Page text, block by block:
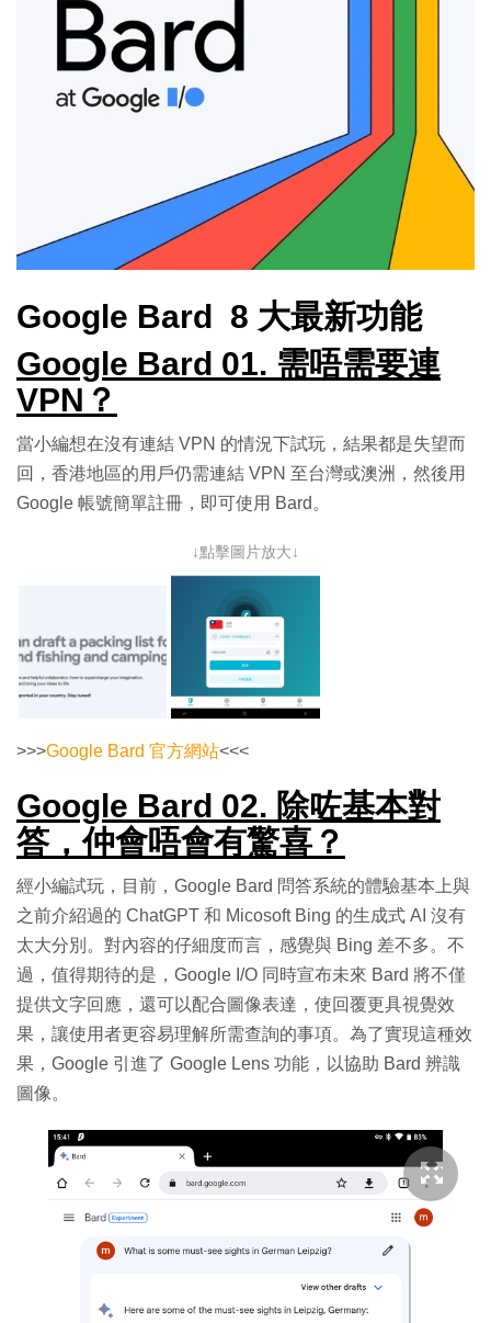
Google Bard 8 大最新功能
Google Bard 01. 需唔需要連
VPN？
當小編想在沒有連結 VPN 的情況下試玩，結果都是失望而
回，香港地區的用戶仍需連結 VPN 至台灣或澳洲，然後用
Google 帳號簡單註冊，即可使用 Bard。
↓點擊圖片放大↓
>>>Google Bard 官方網站<<<
Google Bard 02. 除咗基本對
答，仲會唔會有驚喜？
經小編試玩，目前，Google Bard 問答系統的體驗基本上與
之前介紹過的 ChatGPT 和 Micosoft Bing 的生成式 AI 沒有
太大分別。對內容的仔細度而言，感覺與 Bing 差不多。不
過，值得期待的是，Google I/O 同時宣布未來 Bard 將不僅
提供文字回應，還可以配合圖像表達，使回覆更具視覺效
果，讓使用者更容易理解所需查詢的事項。為了實現這種效
果，Google 引進了 Google Lens 功能，以協助 Bard 辨識
圖像。